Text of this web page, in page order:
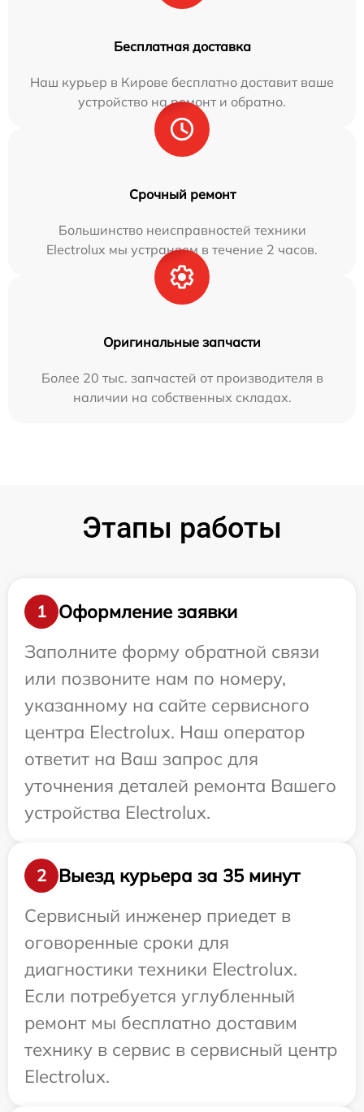
Бесплатная доставка
Наш курьер в Кирове бесплатно доставит ваше
устройство на ремонт и обратно.
Срочный ремонт
Большинство неисправностей техники
Electrolux мы устраняем в течение 2 часов.
Оригинальные запчасти
Более 20 тыс. запчастей от производителя в
наличии на собственных складах.
Этапы работы
1
Оформление заявки
Заполните форму обратной связи
или позвоните нам по номеру,
указанному на сайте сервисного
центра Electrolux. Наш оператор
ответит на Ваш запрос для
уточнения деталей ремонта Вашего
устройства Electrolux.
2
Выезд курьера за 35 минут
Сервисный инженер приедет в
оговоренные сроки для
диагностики техники Electrolux.
Если потребуется углубленный
ремонт мы бесплатно доставим
технику в сервис в сервисный центр
Electrolux.